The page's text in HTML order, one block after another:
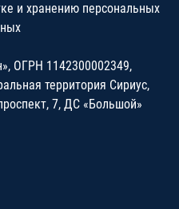
и хранению персональных
ОГРН 1142300002349,
территория Сириус,
7, ДС «Большой»